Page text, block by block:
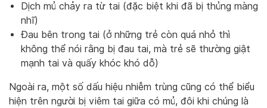
Dịch mủ chảy ra từ tai (đặc biệt khi đã bị thủng màng
nhĩ)
Đau bên trong tai (ở những trẻ còn quá nhỏ thì
không thể nói rằng bị đau tai, mà trẻ sẽ thường giật
mạnh tai và quấy khóc khó dỗ)
Ngoài ra, một số dấu hiệu nhiễm trùng cũng có thể biểu
hiện trên người bị viêm tai giữa có mủ, đôi khi chúng là